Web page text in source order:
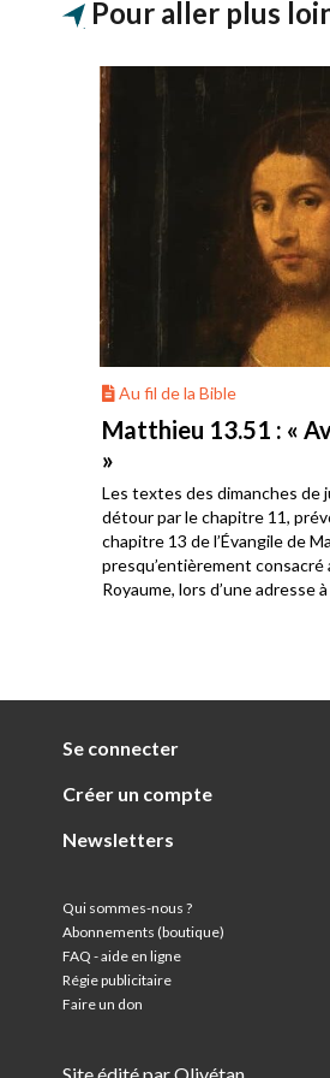
Pour aller plus
Au fil de la Bible
Matthieu 13.51 : «
»
Les textes des dimanches de
détour par le chapitre 11,
chapitre 13 de l’Évangile de
presqu’entièrement consacré
Royaume, lors d’une adresse
Se connecter
Créer un compte
Newsletters
Qui sommes-nous ?
Abonnements (boutique)
FAQ - aide en ligne
Régie publicitaire
Faire un don